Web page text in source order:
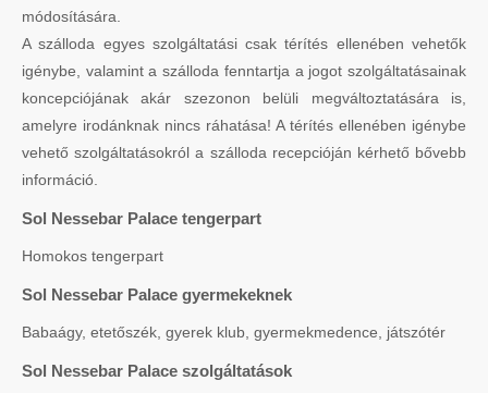
módosítására.
A szálloda egyes szolgáltatási csak térítés ellenében vehetők
igénybe, valamint a szálloda fenntartja a jogot szolgáltatásainak
koncepciójának akár szezonon belüli megváltoztatására is,
amelyre irodánknak nincs ráhatása! A térítés ellenében igénybe
vehető szolgáltatásokról a szálloda recepcióján kérhető bővebb
információ.
Sol Nessebar Palace tengerpart
Homokos tengerpart
Sol Nessebar Palace gyermekeknek
Babaágy, etetőszék, gyerek klub, gyermekmedence, játszótér
Sol Nessebar Palace szolgáltatások